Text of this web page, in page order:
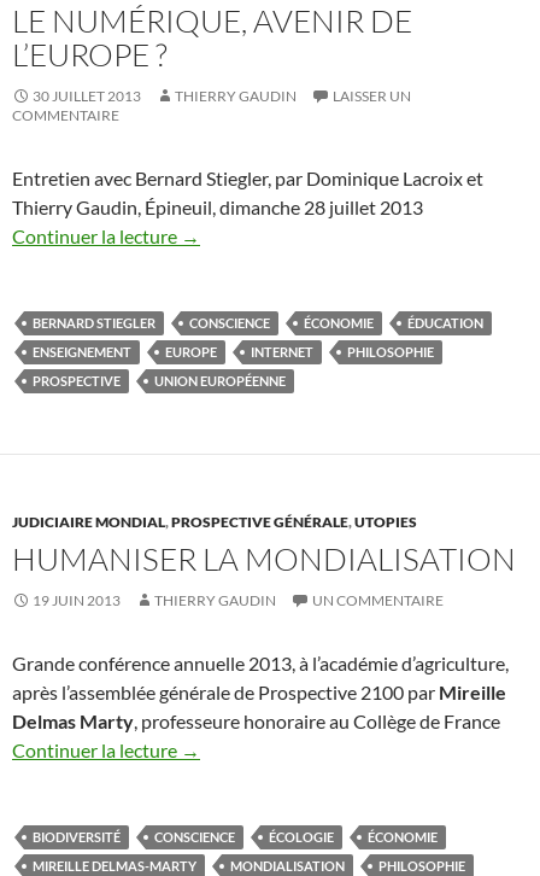
LE NUMÉRIQUE, AVENIR DE
L’EUROPE ?
30 JUILLET 2013 THIERRY GAUDIN
LAISSER UN
COMMENTAIRE
Entretien avec Bernard Stiegler, par Dominique Lacroix et
Thierry Gaudin, Épineuil, dimanche 28 juillet 2013
Continuer la lecture →
BERNARD STIEGLER CONSCIENCE ÉCONOMIE
ÉDUCATION
ENSEIGNEMENT
EUROPE INTERNET
PHILOSOPHIE
PROSPECTIVE
UNION EUROPÉENNE
JUDICIAIRE MONDIAL,PROSPECTIVE GÉNÉRALE,UTOPIES
HUMANISER LA MONDIALISATION
19 JUIN 2013 THIERRY GAUDIN UN COMMENTAIRE
Grande conférence annuelle 2013, à l’académie d’agriculture,
après l’assemblée générale de Prospective 2100 par Mireille
Delmas Marty, professeure honoraire au Collège de France
Continuer la lecture →
BIODIVERSITÉ CONSCIENCE ÉCOLOGIE
ÉCONOMIE
MIREILLE DELMAS-MARTY
MONDIALISATION
PHILOSOPHIE